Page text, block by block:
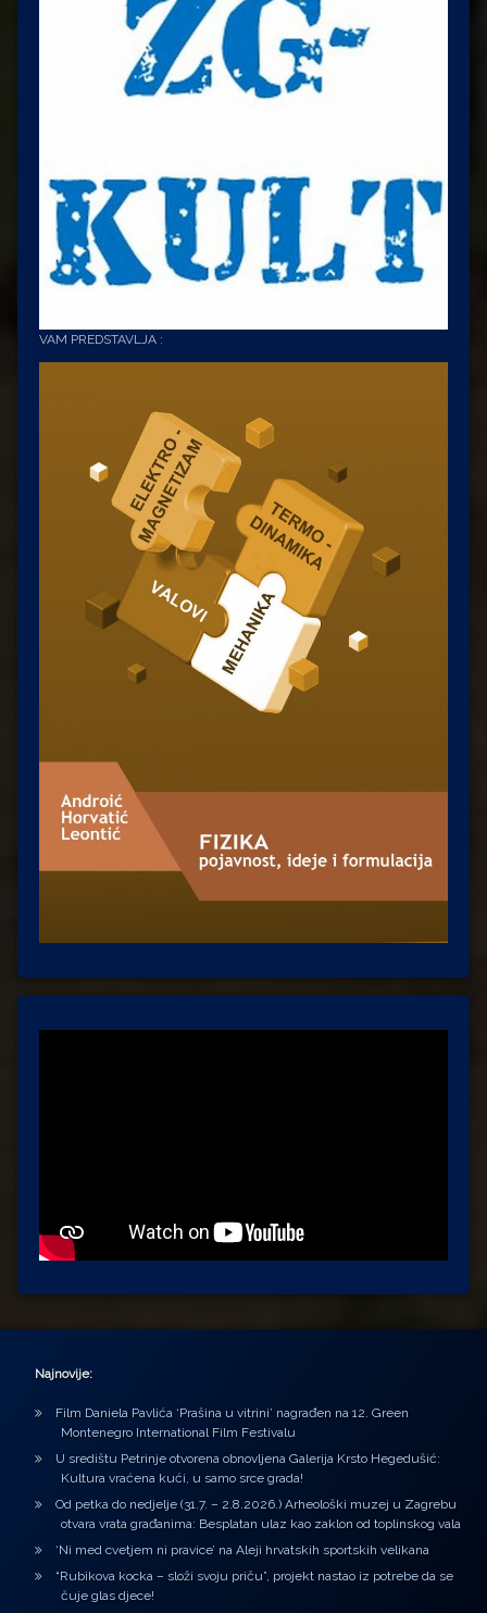
VAM PREDSTAVLJA :
Najnovije:
Film Daniela Pavlića ‘Prašina u vitrini’ nagrađen na 12. Green
Montenegro International Film Festivalu
U središtu Petrinje otvorena obnovljena Galerija Krsto Hegedušić:
Kultura vraćena kući, u samo srce grada!
Od petka do nedjelje (31.7. – 2.8.2026.) Arheološki muzej u Zagrebu
otvara vrata građanima: Besplatan ulaz kao zaklon od toplinskog vala
‘Ni med cvetjem ni pravice’ na Aleji hrvatskih sportskih velikana
“Rubikova kocka – složi svoju priču”, projekt nastao iz potrebe da se
čuje glas djece!